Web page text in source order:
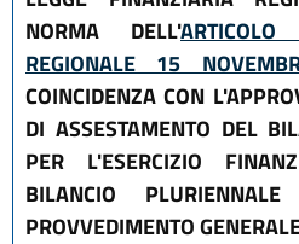
NORMA DELL'
REGIONALE 15
COINCIDENZA CON
DI ASSESTAMENTO DEL
PER L'ESERCIZIO
BILANCIO
PROVVEDIMENTO